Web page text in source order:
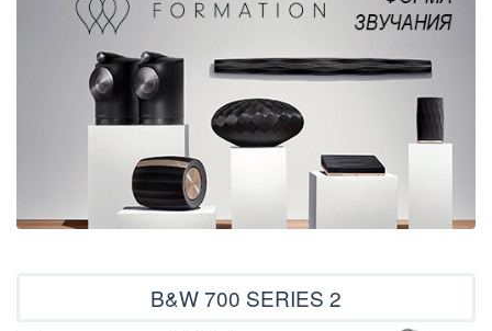
B&W 700 SERIES 2